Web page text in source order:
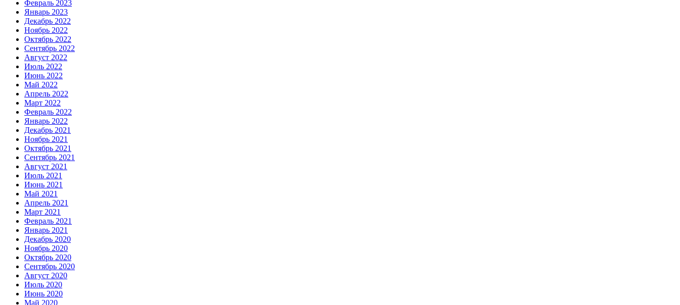
Февраль 2023
Январь 2023
Декабрь 2022
Ноябрь 2022
Октябрь 2022
Сентябрь 2022
Август 2022
Июль 2022
Июнь 2022
Май 2022
Апрель 2022
Март 2022
Февраль 2022
Январь 2022
Декабрь 2021
Ноябрь 2021
Октябрь 2021
Сентябрь 2021
Август 2021
Июль 2021
Июнь 2021
Май 2021
Апрель 2021
Март 2021
Февраль 2021
Январь 2021
Декабрь 2020
Ноябрь 2020
Октябрь 2020
Сентябрь 2020
Август 2020
Июль 2020
Июнь 2020
Май 2020